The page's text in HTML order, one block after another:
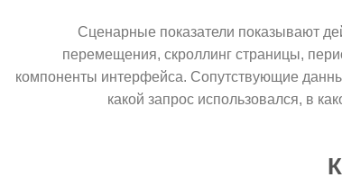
Сценарные показатели показывают
перемещения, скроллинг страницы,
компоненты интерфейса. Сопутствующие
какой запрос использовался, в